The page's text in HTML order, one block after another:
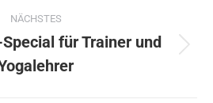
NÄCHSTES
Beitrag:
für Trainer und